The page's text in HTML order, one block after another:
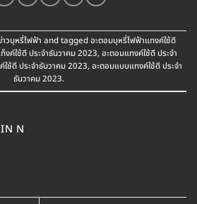
าวบุหรี่ไฟฟ้า and taggedอะตอมบุหรี่ไฟฟ้าแทงค์ใช้ดี
งค์ใช้ดี ประจำธันวาคม 2023, อะตอมแทงค์ใช้ดี ประจำ
ช้ดี ประจำธันวาคม 2023, อะตอมแบบแทงค์ใช้ดี ประจำ
ธันวาคม 2023.
N